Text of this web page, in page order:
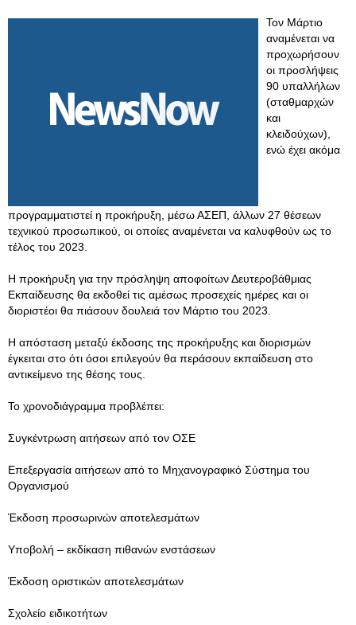
Τον Μάρτιο
αναμένεται να
προχωρήσουν
οι προσλήψεις
90 υπαλλήλων
(σταθμαρχών
και
κλειδούχων),
ενώ έχει ακόμα
προγραμματιστεί η προκήρυξη, μέσω ΑΣΕΠ, άλλων 27 θέσεων
τεχνικού προσωπικού, οι οποίες αναμένεται να καλυφθούν ως το
τέλος του 2023.
H προκήρυξη για την πρόσληψη αποφοίτων Δευτεροβάθμιας
Εκπαίδευσης θα εκδοθεί τις αμέσως προσεχείς ημέρες και οι
διοριστέοι θα πιάσουν δουλειά τον Μάρτιο του 2023.
Η απόσταση μεταξύ έκδοσης της προκήρυξης και διορισμών
έγκειται στο ότι όσοι επιλεγούν θα περάσουν εκπαίδευση στο
αντικείμενο της θέσης τους.
Το χρονοδιάγραμμα προβλέπει:
Συγκέντρωση αιτήσεων από τον ΟΣΕ
Επεξεργασία αιτήσεων από το Μηχανογραφικό Σύστημα του
Οργανισμού
Έκδοση προσωρινών αποτελεσμάτων
Υποβολή – εκδίκαση πιθανών ενστάσεων
Έκδοση οριστικών αποτελεσμάτων
Σχολείο ειδικοτήτων